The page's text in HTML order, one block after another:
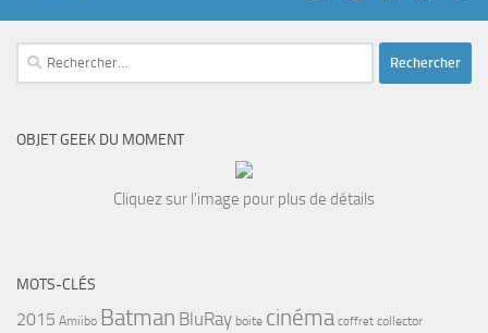
Rechercher :
OBJET GEEK DU MOMENT
Cliquez sur l'image pour plus de détails
MOTS-CLÉS
2015 Amiibo Batman BluRay boite cinéma coffret collector